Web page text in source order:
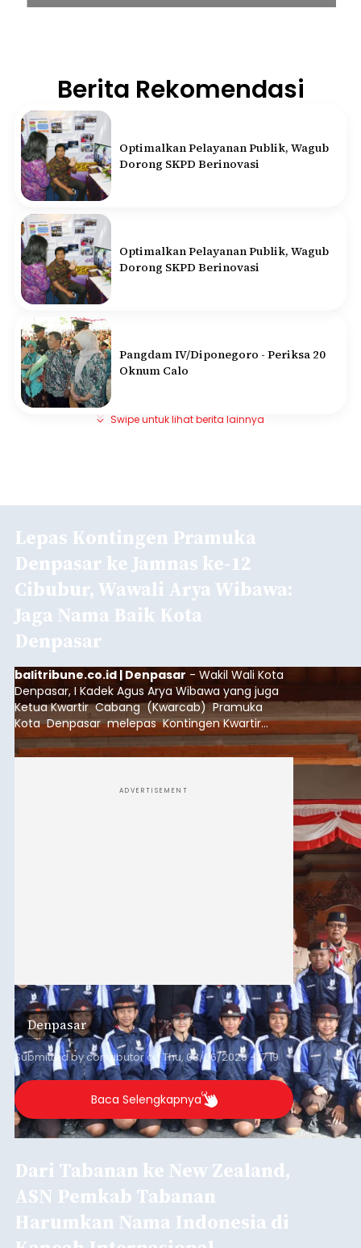
Berita Rekomendasi
Optimalkan Pelayanan Publik, Wagub
Dorong SKPD Berinovasi
Optimalkan Pelayanan Publik, Wagub
Dorong SKPD Berinovasi
Pangdam IV/Diponegoro - Periksa 20
Oknum Calo
Swipe untuk lihat berita lainnya
Lepas Kontingen Pramuka
Denpasar ke Jamnas ke-12
Cibubur, Wawali Arya Wibawa:
Jaga Nama Baik Kota
Denpasar
balitribune.co.id | Denpasar - Wakil Wali Kota
Denpasar, I Kadek Agus Arya Wibawa yang juga
Ketua Kwartir Cabang (Kwarcab) Pramuka
Kota Denpasar melepas Kontingen Kwartir
Cabang Gerakan Pramuka Denpasar yang akan
mengikuti Jambore Nasional Pramuka ke-12
ADVERTISEMENT
Denpasar
Submitted bycontributoronThu, 08/06/2026 - 17:19
Baca Selengkapnya
Dari Tabanan ke New Zealand,
ASN Pemkab Tabanan
Harumkan Nama Indonesia di